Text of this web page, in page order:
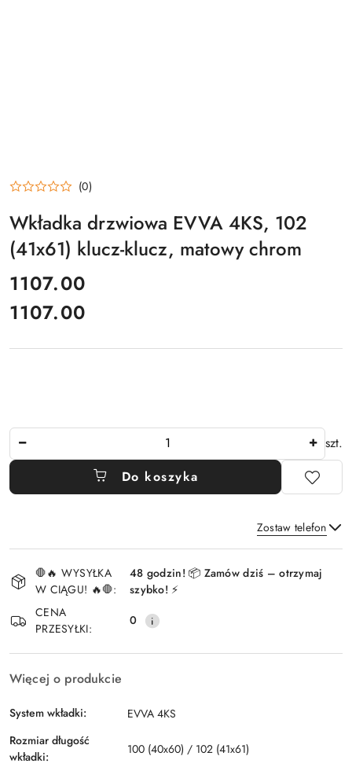
(0)
Wkładka drzwiowa EVVA 4KS, 102
(41x61) klucz-klucz, matowy chrom
cena:
1107.00
Cena:
1107.00
szt.
Do koszyka
Zostaw telefon
Wyślij
i
dostawa
🛑🔥 WYSYŁKA
W CIĄGU! 🔥🛑:
48 godzin! 📦 Zamów dziś – otrzymaj
szybko! ⚡
CENA
PRZESYŁKI:
0
Więcej o produkcie
System wkładki:
EVVA 4KS
Rozmiar długość
wkładki:
100 (40x60) / 102 (41x61)